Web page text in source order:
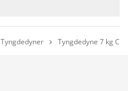
Tyngdedyner  Tyngdedyne 7 kg